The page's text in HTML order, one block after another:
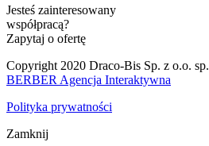
Jesteś zainteresowany
współpracą?
Zapytaj o ofertę
Copyright 2020 Draco-Bis Sp. z o.o.
BERBER Agencja Interaktywna
Polityka prywatności
Zamknij